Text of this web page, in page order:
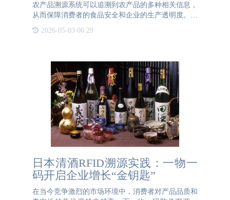
农产品溯源系统可以追溯到农产品的多种相关信息，
从而保障消费者的食品安全和企业的生产透明度。首
包括种植区域的土壤状况、气候条件以及种植过程中
2026-05-03 06:29
日本清酒RFID溯源实践：一物一
码开启企业增长“金钥匙”
在当今竞争激烈的市场环境中，消费者对产品品质和